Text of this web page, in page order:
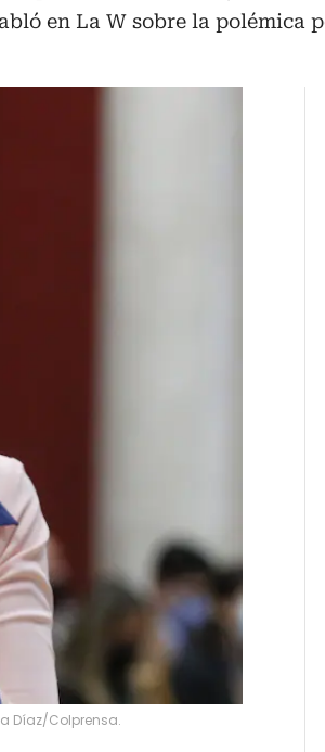
en La W sobre la polémica
Díaz/Colprensa.